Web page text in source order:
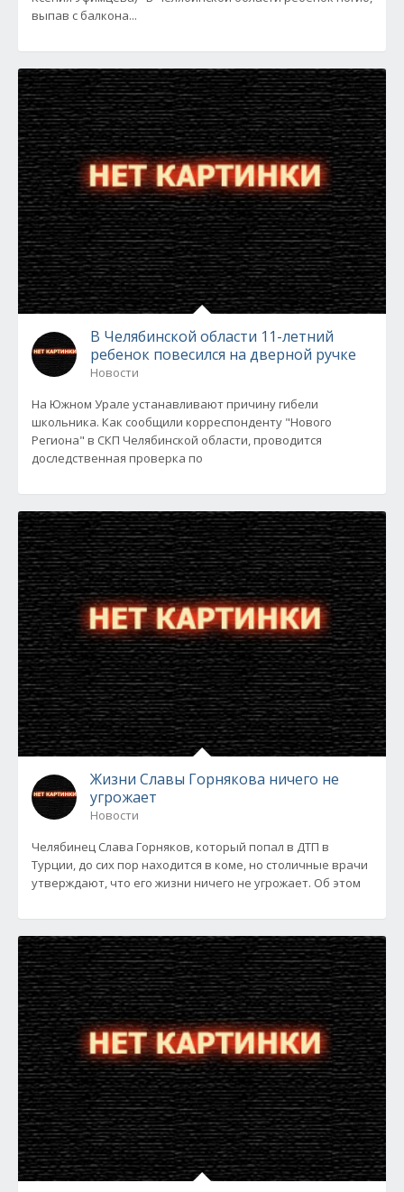
выпав с балкона...
В Челябинской области 11-летний
ребенок повесился на дверной ручке
Новости
На Южном Урале устанавливают причину гибели
школьника. Как сообщили корреспонденту "Нового
Региона" в СКП Челябинской области, проводится
доследственная проверка по
Жизни Славы Горнякова ничего не
угрожает
Новости
Челябинец Слава Горняков, который попал в ДТП в
Турции, до сих пор находится в коме, но столичные врачи
утверждают, что его жизни ничего не угрожает. Об этом